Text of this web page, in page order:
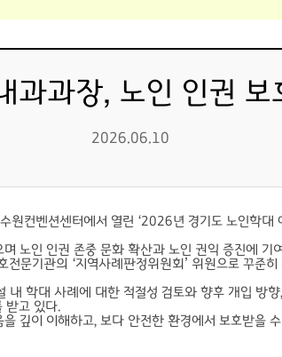
과장, 노인 인권 보
2026.06.10
컨벤션센터에서 열린 ‘2026년 경기도 노인학
노인 인권 존중 문화 확산과 노인 권익 증진에
문기관의 ‘지역사례판정위원회’ 위원으로 꾸준
학대 사례에 대한 적절성 검토와 향후 개입 방
받고 있다.
깊이 이해하고, 보다 안전한 환경에서 보호받을